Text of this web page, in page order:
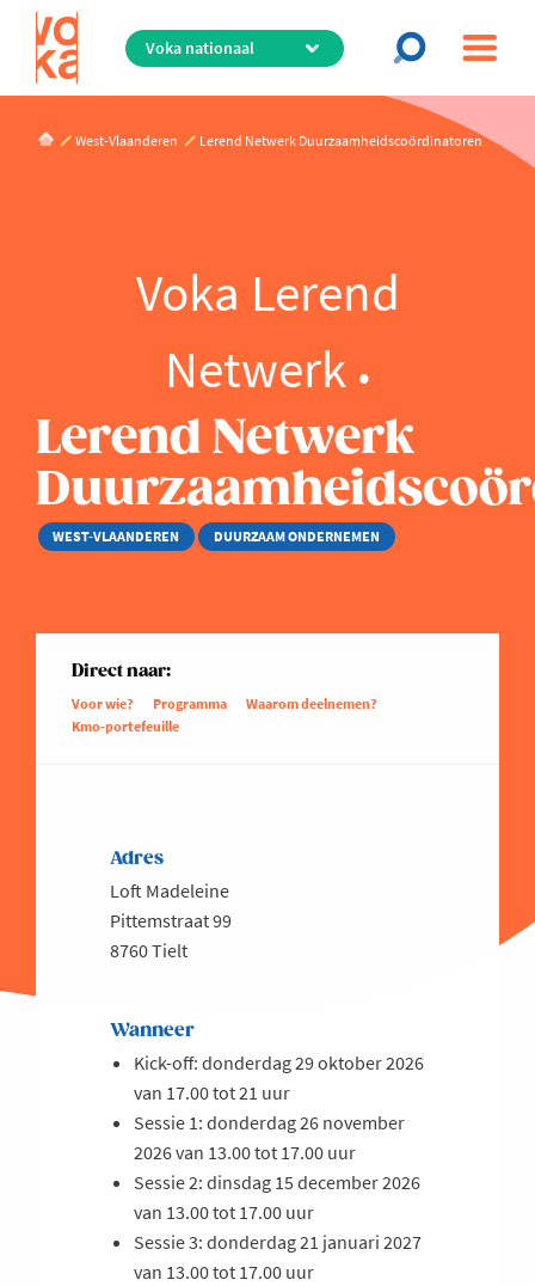
Overslaan
de
inhoud
West-Vlaanderen Lerend Netwerk Duurzaamheidscoördinatoren
Voka Lerend
Netwerk
Lerend Netwerk
WEST-VLAANDEREN DUURZAAM ONDERNEMEN
Direct naar:
Voor wie? Programma
Waarom deelnemen?
Kmo-portefeuille
Adres
Loft Madeleine
Pittemstraat 99
8760 Tielt
Wanneer
Kick-off: donderdag 29 oktober 2026
van 17.00 tot 21 uur
Sessie 1: donderdag 26 november
2026 van 13.00 tot 17.00 uur
Sessie 2: dinsdag 15 december 2026
van 13.00 tot 17.00 uur
Sessie 3: donderdag 21 januari 2027
van 13.00 tot 17.00 uur